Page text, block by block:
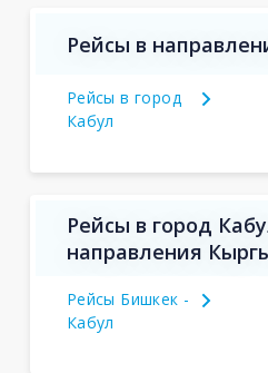
Рейсы в
Рейсы в город
Кабул
Рейсы в город
направления
Рейсы Бишкек -
Кабул